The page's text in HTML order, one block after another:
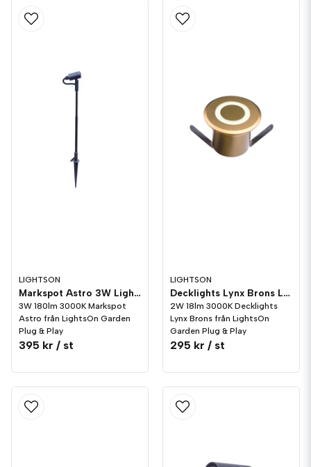
LIGHTSON
Markspot Astro 3W LightsOn Garden Plug & Play
3W 180lm 3000K Markspot
Astro från LightsOn Garden
Plug & Play
395 kr / st
LIGHTSON
Decklights Lynx Brons LightsOn Garden Plug & Play
2W 18lm 3000K Decklights
Lynx Brons från LightsOn
Garden Plug & Play
295 kr / st